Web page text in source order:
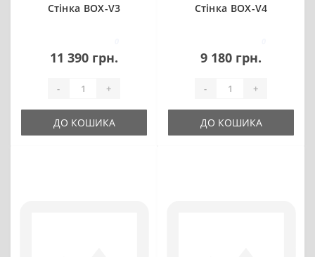
Стінка BOX-V3
11 390 грн.
- +
ДО КОШИКА
Стінка BOX-V4
9 180 грн.
- +
ДО КОШИКА